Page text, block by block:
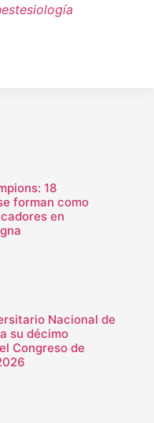
18
forman como
en
Nacional de
su décimo
Congreso de